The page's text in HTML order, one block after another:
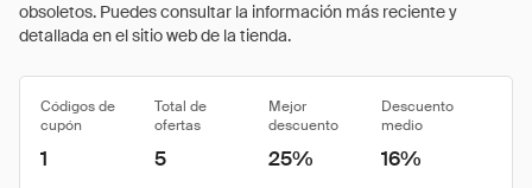
obsoletos. Puedes consultar la información más reciente y
detallada en el sitio web de la tienda.
Códigos de
cupón
Total de
ofertas
Mejor
descuento
Descuento
medio
1 5 25% 16%